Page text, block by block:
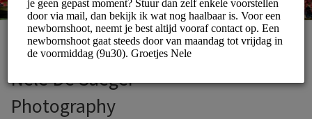
Nele De Saeger
Photography